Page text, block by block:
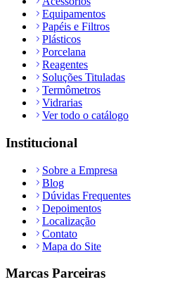
Equipamentos
Papéis e Filtros
Plásticos
Porcelana
Reagentes
Soluções Tituladas
Termômetros
Vidrarias
Ver todo o catálogo
Institucional
Sobre a Empresa
Blog
Dúvidas Frequentes
Depoimentos
Localização
Contato
Mapa do Site
Marcas Parceiras